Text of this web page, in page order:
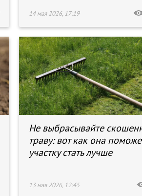
14 мая 2026, 17:19
Не выбрасывайте
траву: вот как она
участку стать лучше
13 мая 2026, 12:45